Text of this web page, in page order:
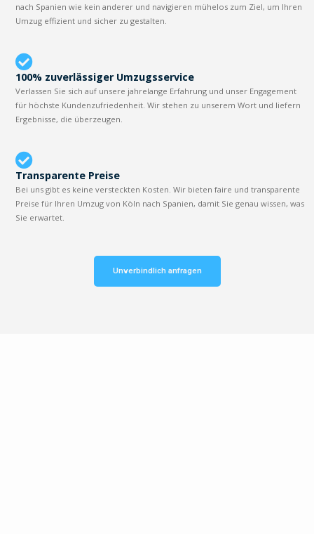
nach Spanien wie kein anderer und navigieren mühelos zum Ziel, um Ihren
Umzug effizient und sicher zu gestalten.
100% zuverlässiger Umzugsservice
Verlassen Sie sich auf unsere jahrelange Erfahrung und unser Engagement
für höchste Kundenzufriedenheit. Wir stehen zu unserem Wort und liefern
Ergebnisse, die überzeugen.
Transparente Preise
Bei uns gibt es keine versteckten Kosten. Wir bieten faire und transparente
Preise für Ihren Umzug von Köln nach Spanien, damit Sie genau wissen, was
Sie erwartet.
Unverbindlich anfragen